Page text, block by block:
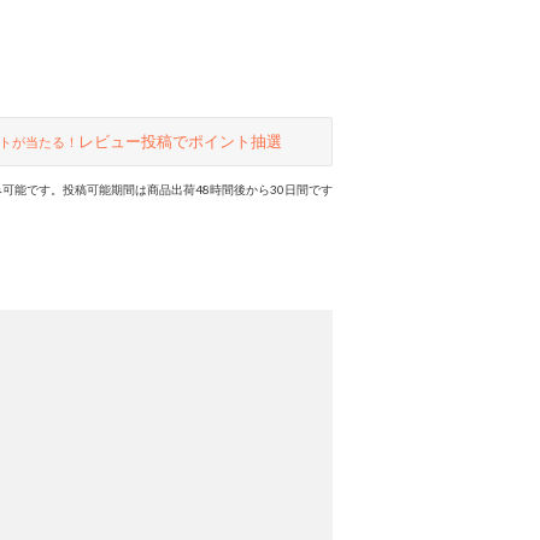
が当たる！ レビュー投稿でポイント抽選
能です。投稿可能期間は商品出荷48時間後から30日間です